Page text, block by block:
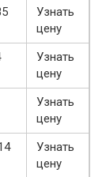
Узнать
цену
Узнать
цену
Узнать
цену
Узнать
цену